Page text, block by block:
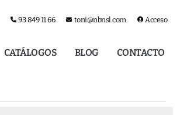
93 849 11 66 toni@nbnsl.com Acceso
CATÁLOGOS BLOG CONTACTO